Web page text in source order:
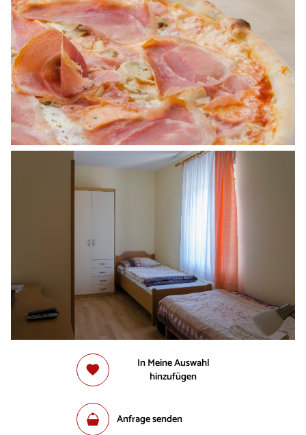
In Meine Auswahl
hinzufügen
Anfrage senden